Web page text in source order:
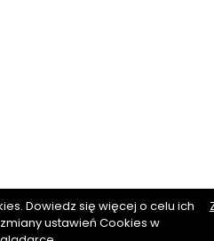
Dowiedz się więcej o celu ich
ustawień Cookies w